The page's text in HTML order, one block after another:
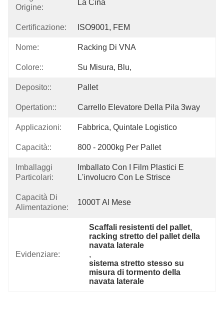
Origine:
La Cina
Certificazione: ISO9001, FEM
Nome: Racking Di VNA
Colore:: Su Misura, Blu,
Deposito:: Pallet
Opertation:: Carrello Elevatore Della Pila 3way
Applicazioni: Fabbrica, Quintale Logistico
Capacità:: 800 - 2000kg Per Pallet
Imballaggi
Particolari:
Imballato Con I Film Plastici E
L'involucro Con Le Strisce
Capacità Di
Alimentazione:
1000T Al Mese
Evidenziare:
Scaffali resistenti del pallet,
racking stretto del pallet della
navata laterale
,
sistema stretto stesso su
misura di tormento della
navata laterale